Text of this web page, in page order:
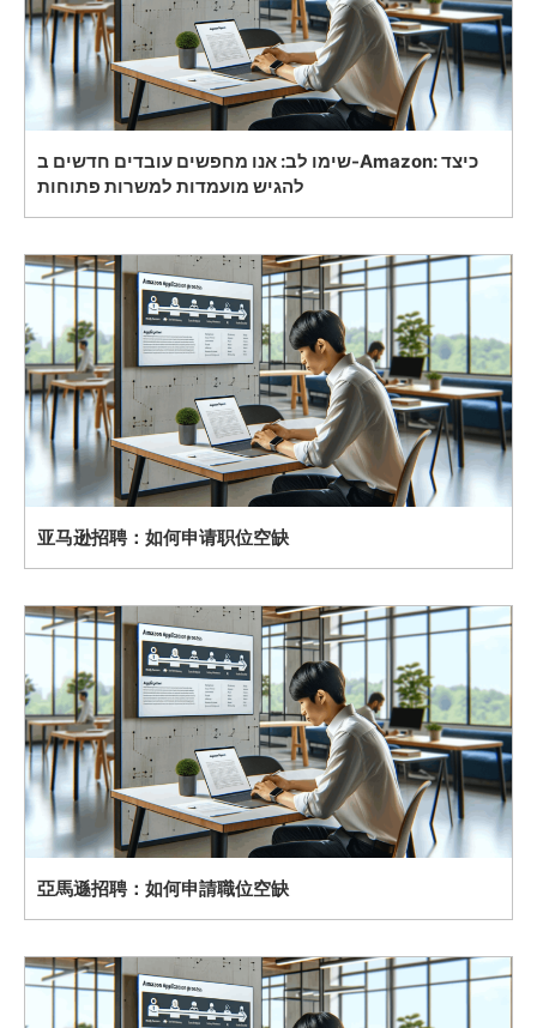
שימו לב: אנו מחפשים עובדים חדשים ב-Amazon: כיצד
להגיש מועמדות למשרות פתוחות
亚马逊招聘：如何申请职位空缺
亞馬遜招聘：如何申請職位空缺